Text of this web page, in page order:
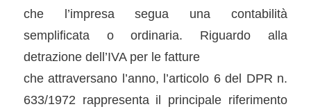
che l’impresa segua una contabilità
semplificata o ordinaria. Riguardo alla
detrazione dell’IVA per le fatture
che attraversano l’anno, l’articolo 6 del DPR n.
633/1972 rappresenta il principale riferimento